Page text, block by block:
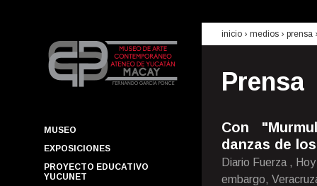
MUSEO
EXPOSICIONES
PROYECTO EDUCATIVO
YUCUNET
inicio › medios › prensa
Prensa
Con
danzas de
Diario Fuerza ,
embargo,